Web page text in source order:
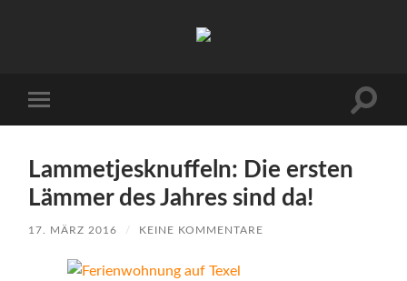
Familie
Menü
Lammetjesknuffeln: Die ersten
Lämmer des Jahres sind da!
17. MÄRZ 2016 / KEINE KOMMENTARE